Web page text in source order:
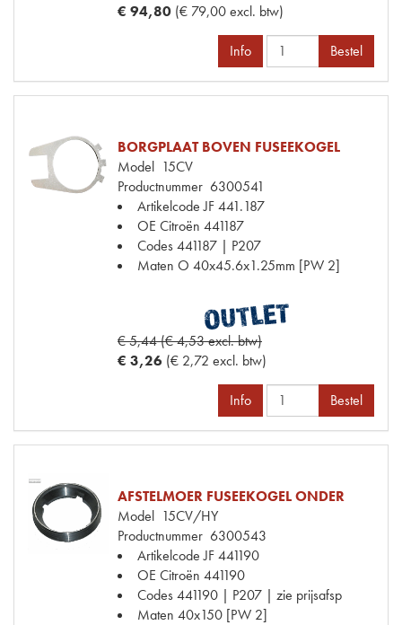
€ 94,80 (€ 79,00 excl. btw)
Info Bestel
BORGPLAAT BOVEN FUSEEKOGEL
Model 15CV
Productnummer 6300541
Artikelcode JF441.187
OE Citroën 441187
Codes441187 | P207
Maten O 40x45.6x1.25mm [PW 2]
€ 5,44 (€ 4,53 excl. btw)
€ 3,26 (€ 2,72 excl. btw)
Info Bestel
AFSTELMOER FUSEEKOGEL ONDER
Model 15CV/HY
Productnummer 6300543
Artikelcode JF441190
OE Citroën 441190
Codes441190 | P207 | zie prijsafsp
Maten 40x150 [PW 2]